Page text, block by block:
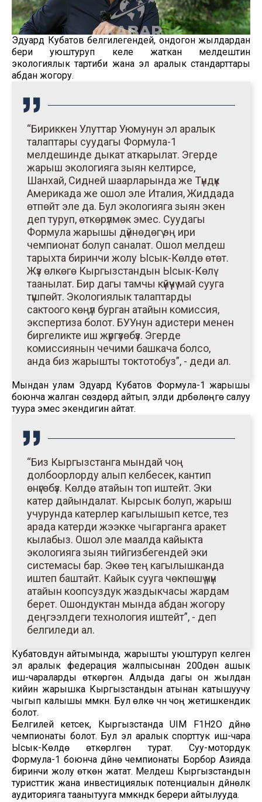
Эдуард Кубатов белгилегендей, ондогон жылдардан
бери уюштуруп келе жаткан мелдештин
экологиялык тартиби жана эл аралык стандарттары
абдан жогору.
“Бириккен Улуттар Уюмунун эл аралык
талаптары суудагы Формула-1
мелдешинде дыкат аткарылат. Эгерде
жарыш экологияга зыян келтирсе,
Шанхай, Сидней шаарларында же Түндүк
Америкада же ошол эле Италия, Жиддада
өтпөйт эле да. Бул экологияга зыян экен
деп туруп, өткөрүлмөк эмес. Суудагы
Формула жарышы дүйнөдөгү эң ири
чемпионат болуп саналат. Ошол мелдеш
тарыхта биринчи жолу Ысык-Көлдө өтөт.
Жүз өлкөгө Кыргызстандын Ысык-Көлү
таанылат. Бир дагы тамчы күйүүчү май сууга
түшпөйт. Экологиялык талаптарды
сактоого көңүл бурган атайын комиссия,
экспертиза болот. БУУнун адистери менен
биргеликте иш жүргүзөбүз. Эгерде
комиссиянын чечими башкача болсо,
анда биз жарышты токтотобуз”, - деди ал.
Мындан улам Эдуард Кубатов Формула-1 жарышы
боюнча жалган сөздөрдү айтып, элди дүрбөлөңгө салуу
туура эмес экендигин айтат.
“Биз Кыргызстанга мындай чоң
долбоорлорду алып келбесек, кантип
өнүгөбүз. Көлдө атайын топ иштейт. Эки
катер дайындалат. Кырсык болуп, жарыш
учурунда катерлер кагылышып кетсе, тез
арада катерди жээкке чыгарганга аракет
кылабыз. Ошол эле маалда кайыкта
экологияга зыян тийгизбегендей эки
системасы бар. Экөө тең кагылышканда
иштеп баштайт. Кайык сууга чөкпөшү үчүн
атайын коопсуздук жаздыкчасы жардам
берет. Ошондуктан мында абдан жогору
деңгээлдеги технология иштейт”, - деп
белгиледи ал.
Кубатовдун айтымында, жарышты уюштуруп келген
эл аралык федерация жалпысынан 200дөн ашык
иш-чараларды өткөргөн. Алдыда дагы он жылдан
кийин жарышка Кыргызстандын атынан катышуучу
чыгып калышы мүмкүн. Бул өлкө үчүн чоң жетишкендик
болот.
Белгилей кетсек, Кыргызстанда UIM F1H2O дүйнө
чемпионаты болот. Бул эл аралык спорттук иш-чара
Ысык-Көлдө өткөрүлгөнү турат. Суу-мотордук
Формула-1 боюнча дүйнө чемпионаты Борбор Азияда
биринчи жолу өткөнү жатат. Мелдеш Кыргызстандын
туристтик жана инвестициялык потенциалын дүйнөлүк
аудиторияга таанытууга мүмкүндүк берери айтылууда.